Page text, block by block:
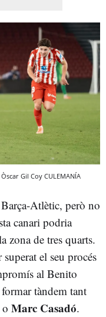
Òscar Gil Coy CULEMANÍA
Atlètic, però no
canari podria
zona de tres quarts.
el seu procés
al Benito
tàndem tant
o Marc Casadó.